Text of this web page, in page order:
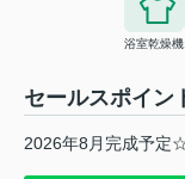
浴室乾燥機
セールスポイン
2026年8月完成予定